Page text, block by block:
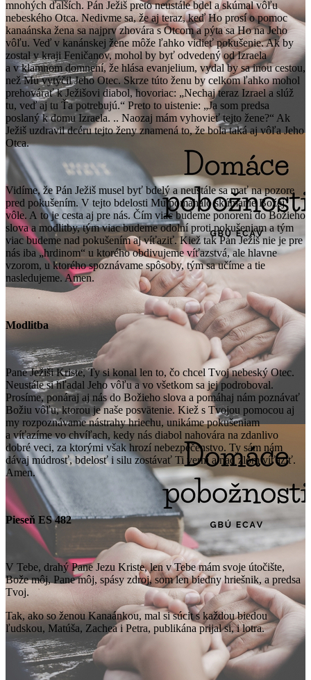
mnohých ďalších. Pán Ježiš preto neustále bdel a skúmal vôľu
nebeského Otca. Nedivme sa, že aj teraz, keď Ho prosí o pomoc
kanaánska žena sa najprv zhovára s Otcom a pýta sa Ho na Jeho
vôľu. Veď v kanánskej žene môže ľahko vidieť pokušenie. Ak by
zostal v kraji Feničanov, mohol by byť odvedený od Izraela
a v klamnom domnení, že hlása evanjelium, vydal by sa inou cestou,
než Mu vytýčil Jeho Otec. Skrze túto ženu by celkom ľahko mohol
prehovárať k Ježišovi diabol, hovoriac: „Nechaj teraz Izrael a slúž
tu, veď aj tu Ťa potrebujú.“ Preto to uistenie: „Ja som predsa
poslaný k domu Izraela. .. Naozaj mám vyhovieť tejto žene?“ Ak
Ježiš uzdravil dcéru tejto ženy znamená to, že bola taká aj vôľa Jeho
Otca.
Vidíme, že Pán Ježiš musel byť bdelý a neustále sa mať na pozore
pred pokušením. V tejto bdelosti Mu pomáhalo skúmanie Božej
vôle. A to je cesta aj pre nás. Čím viac budeme ponorení do Božieho
slova a modlitby, tým viac budeme odolní proti pokušeniam a tým
viac budeme nad pokušením aj víťaziť. Kiež tak Pán Ježiš nie je pre
nás iba „hrdinom“ u ktorého obdivujeme víťazstvá, ale hlavne
vzorom, u ktorého spoznávame spôsoby, tým sa učíme a tie
nasledujeme. Amen.
Modlitba
Pane Ježiši Kriste, Ty si konal len to, čo chcel Tvoj nebeský Otec.
Neustále si hľadal Jeho vôľu a vo všetkom sa jej podroboval.
Prosíme, ponáraj aj nás do Božieho slova a pomáhaj nám poznávať
Božiu vôľu, ktorou je naše posvätenie. Kiež s Tvojou pomocou aj
my rozpoznávame nástrahy hriechu, unikáme pokušeniam
a víťazíme vo chvíľach, kedy nás diabol nahovára na zdanlivo
dobré veci, za ktorými však hrozí nebezpečenstvo. Ty sám nám
dávaj múdrosť, bdelosť i silu zostávať Ti verní a nad zlom víťaziť.
Amen.
Pieseň ES 482
V Tebe, drahý Pane Jezu Kriste, len v Tebe mám svoje útočište,
Bože môj, Pane môj, spásy zdroj, som len biedny hriešnik, a predsa
Tvoj.
Tak, ako so ženou Kanaánkou, mal si súcit s každou biedou
ľudskou, Matúša, Zachea i Petra, publikána prijal si, i lotra.